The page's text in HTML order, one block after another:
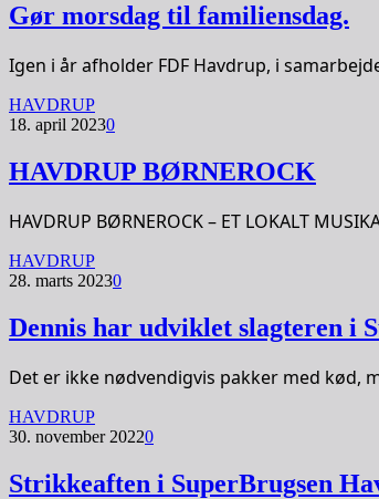
Gør morsdag til familiensdag.
Igen i år afholder FDF Havdrup, i
HAVDRUP
18. april 20230
HAVDRUP BØRNEROCK
HAVDRUP BØRNEROCK – ET LOKALT
HAVDRUP
28. marts 20230
Dennis har udviklet slagteren i
Det er ikke nødvendigvis pakker med kød,
HAVDRUP
30. november 20220
Strikkeaften i SuperBrugsen